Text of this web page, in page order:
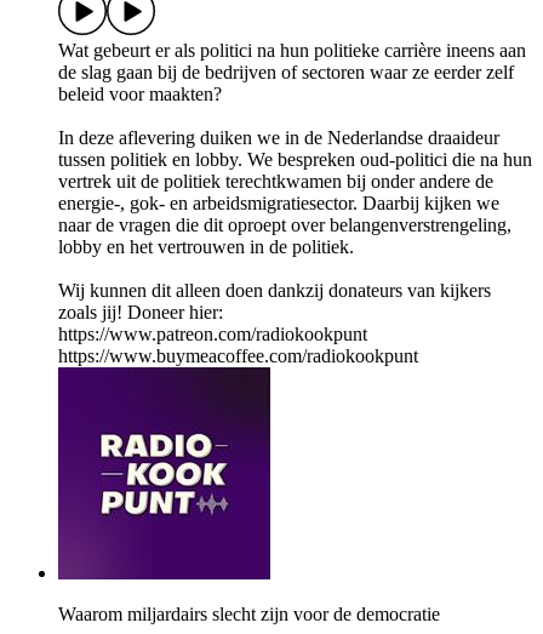
Wat gebeurt er als politici na hun politieke carrière ineens aan
de slag gaan bij de bedrijven of sectoren waar ze eerder zelf
beleid voor maakten?
In deze aflevering duiken we in de Nederlandse draaideur
tussen politiek en lobby. We bespreken oud-politici die na hun
vertrek uit de politiek terechtkwamen bij onder andere de
energie-, gok- en arbeidsmigratiesector. Daarbij kijken we
naar de vragen die dit oproept over belangenverstrengeling,
lobby en het vertrouwen in de politiek.
Wij kunnen dit alleen doen dankzij donateurs van kijkers
zoals jij! Doneer hier:
https://www.patreon.com/radiokookpunt
https://www.buymeacoffee.com/radiokookpunt
Waarom miljardairs slecht zijn voor de democratie